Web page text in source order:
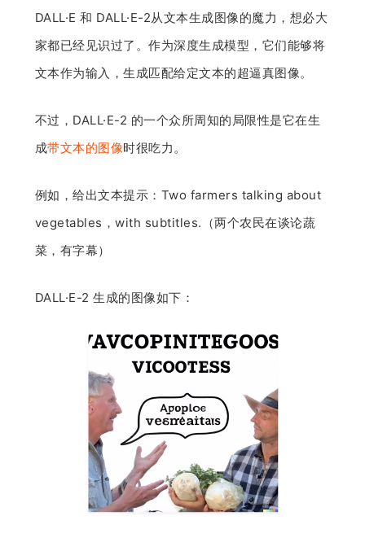
GAIR
题
爱
DALL·E 和 DALL·E-2从文本生成图像的魔力，想必大
家都已经见识过了。作为深度生成模型，它们能够将
文本作为输入，生成匹配给定文本的超逼真图像。
不过，DALL·E-2 的一个众所周知的局限性是它在生
成带文本的图像时很吃力。
例如，给出文本提示：Two farmers talking about
vegetables，with subtitles.（两个农民在谈论蔬
菜，有字幕）
DALL·E-2 生成的图像如下：